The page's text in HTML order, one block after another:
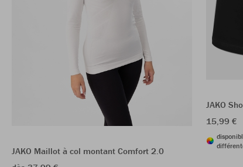
JAKO Maillot à col montant Comfort 2.0
JAKO
15,99 €